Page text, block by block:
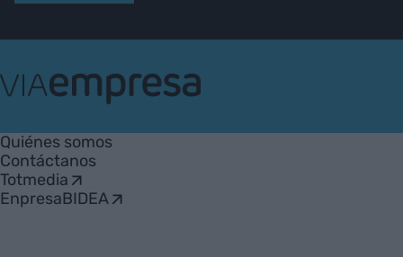
Empresa
Quiénes somos
Contáctanos
Totmedia
EnpresaBIDEA